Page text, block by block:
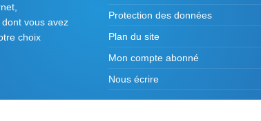
vous avez
choix
Protection des données
Plan du site
Mon compte abonné
Nous écrire